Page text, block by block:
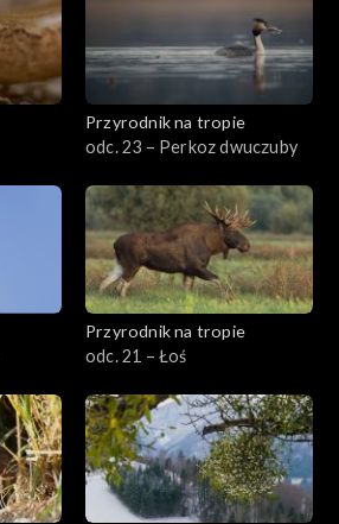
Przyrodnik na tropie
odc. 23 – Perkoz dwuczuby
Przyrodnik na tropie
odc. 21 – Łoś